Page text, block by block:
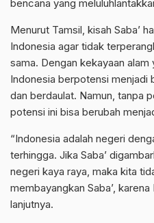
bencana yang
Menurut Tamsil, kisah Saba’
Indonesia agar tidak
sama. Dengan kekayaan alam
Indonesia berpotensi menjadi
dan berdaulat. Namun, tanpa
potensi ini bisa berubah
“Indonesia adalah negeri
terhingga. Jika Saba’
negeri kaya raya, maka kita
membayangkan Saba’, karena
lanjutnya.